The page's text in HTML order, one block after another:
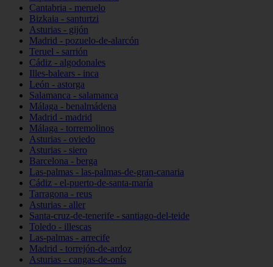
Cantabria - meruelo
Bizkaia - santurtzi
Asturias - gijón
Madrid - pozuelo-de-alarcón
Teruel - sarrión
Cádiz - algodonales
Illes-balears - inca
León - astorga
Salamanca - salamanca
Málaga - benalmádena
Madrid - madrid
Málaga - torremolinos
Asturias - oviedo
Asturias - siero
Barcelona - berga
Las-palmas - las-palmas-de-gran-canaria
Cádiz - el-puerto-de-santa-maría
Tarragona - reus
Asturias - aller
Santa-cruz-de-tenerife - santiago-del-teide
Toledo - illescas
Las-palmas - arrecife
Madrid - torrejón-de-ardoz
Asturias - cangas-de-onís